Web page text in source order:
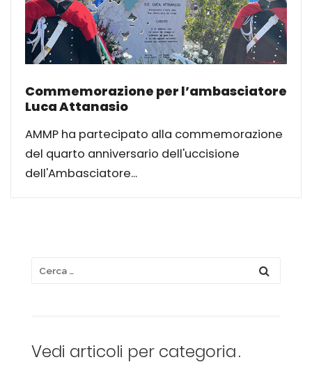
Commemorazione per l’ambasciatore
Luca Attanasio
AMMP ha partecipato alla commemorazione
del quarto anniversario dell'uccisione
dell'Ambasciatore...
Vedi articoli per categoria